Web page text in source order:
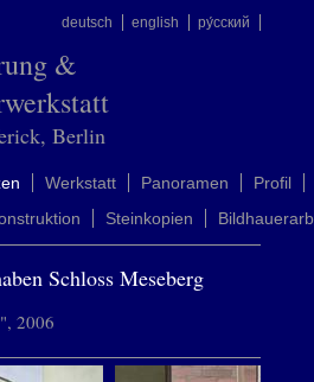
deutsch english ру́сский
&
Berlin
Werkstatt Panoramen
Profil
Steinkopien
Schloss Meseberg
2006